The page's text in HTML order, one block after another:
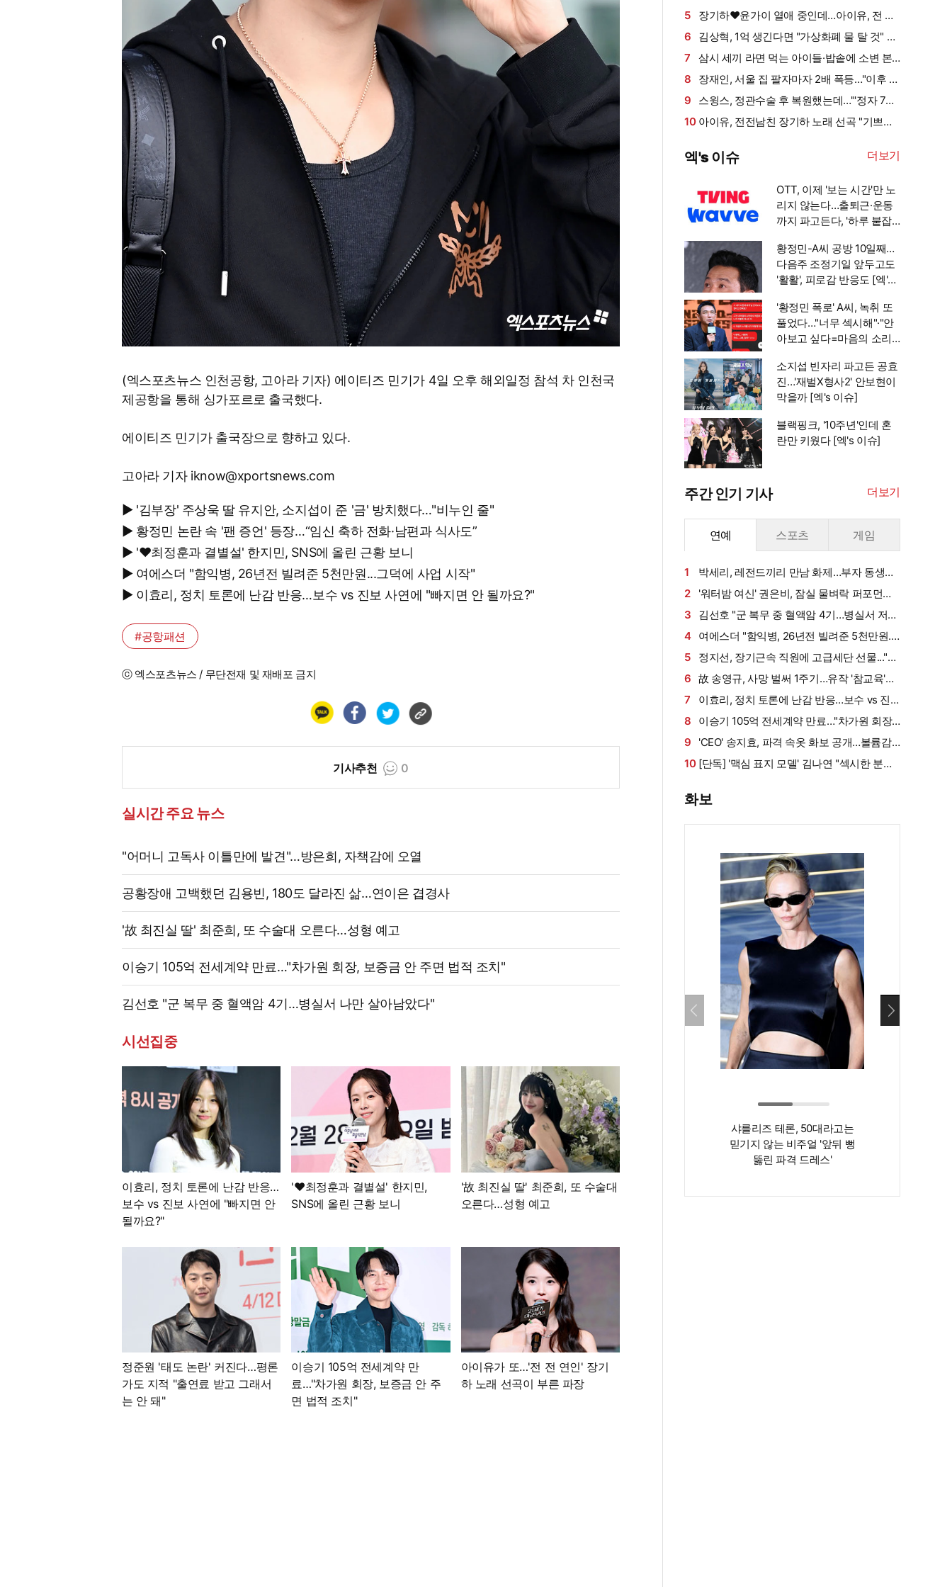
(엑스포츠뉴스 인천공항, 고아라 기자) 에이티즈 민기가 4일 오후 해외일정 참석 차 인천국
제공항을 통해 싱가포르로 출국했다.
에이티즈 민기가 출국장으로 향하고 있다.
고아라 기자 iknow@xportsnews.com
▶ '김부장' 주상욱 딸 유지안, 소지섭이 준 '금' 방치했다…"비누인 줄"
▶ 황정민 논란 속 '팬 증언' 등장…“임신 축하 전화·남편과 식사도”
▶ '♥최정훈과 결별설' 한지민, SNS에 올린 근황 보니
▶ 여에스더 "함익병, 26년전 빌려준 5천만원...그덕에 사업 시작"
▶ 이효리, 정치 토론에 난감 반응…보수 vs 진보 사연에 "빠지면 안 될까요?"
#공항패션
ⓒ 엑스포츠뉴스 / 무단전재 및 재배포 금지
기사추천 0
실시간 주요 뉴스
"어머니 고독사 이틀만에 발견"…방은희, 자책감에 오열
공황장애 고백했던 김용빈, 180도 달라진 삶…연이은 겹경사
'故 최진실 딸' 최준희, 또 수술대 오른다…성형 예고
이승기 105억 전세계약 만료…"차가원 회장, 보증금 안 주면 법적 조치"
김선호 "군 복무 중 혈액암 4기…병실서 나만 살아남았다"
시선집중
이효리, 정치 토론에 난감 반응…
보수 vs 진보 사연에 "빠지면 안
될까요?"
'♥최정훈과 결별설' 한지민,
SNS에 올린 근황 보니
'故 최진실 딸' 최준희, 또 수술대
오른다…성형 예고
정준원 '태도 논란' 커진다…평론
가도 지적 "출연료 받고 그래서
는 안 돼"
이승기 105억 전세계약 만
료…"차가원 회장, 보증금 안 주
면 법적 조치"
아이유가 또…'전 전 연인' 장기
하 노래 선곡이 부른 파장
시해"·"안아보고 싶다=마음의 소리 인정" 주장
[엑's 이슈]
5
장기하♥윤가이 열애 중인데…아이유, 전 연
인 노래 선곡에 설왕설래 [엑's 이슈]
6
김상혁, 1억 생긴다면 "가상화폐 물 탈 것" 솔
직 고백 웃음 (신랑수업2)
7
삼시 세끼 라면 먹는 아이들·밥솥에 소변 본
남편…'라면 부부' 일상에 탄식 (이숙캠)[종합]
8
장재인, 서울 집 팔자마자 2배 폭등…"이후 산
김포 집값은 떨어져" (안녕한샘요)
9
스윙스, 정관수술 후 복원했는데…"'정자 7마
리' 결과에 초토화" (슈즈오프)
10 아이유, 전전남친 장기하 노래 선곡 "기쁘게
눈길 [엑's 이슈]
엑's 이슈 더보기
OTT, 이제 '보는 시간'만 노
리지 않는다…출퇴근·운동
까지 파고든다, '하루 붙잡
황정민-A씨 공방 10일째…
다음주 조정기일 앞두고도
'활활', 피로감 반응도 [엑's
'황정민 폭로' A씨, 녹취 또
풀었다…"너무 섹시해"·"안
아보고 싶다=마음의 소리
소지섭 빈자리 파고든 공효
진…'재벌X형사2' 안보현이
막을까 [엑's 이슈]
블랙핑크, '10주년'인데 혼
란만 키웠다 [엑's 이슈]
주간 인기 기사 더보기
연예 스포츠 게임
1
박세리, 레전드끼리 만남 화제…부자 동생에
게 밥 샀다가 '반전'
2
'워터밤 여신' 권은비, 잠실 물벼락 퍼포먼스
'후끈'…두산 승리요정 등극
3
김선호 "군 복무 중 혈액암 4기…병실서 저만
살아남았다" (내 남은 연애)
4
여에스더 "함익병, 26년전 빌려준 5천만원...
그덕에 사업 시작" (동상이몽2)[종합]
5
정지선, 장기근속 직원에 고급세단 선물..."차
부담되면 명품백도 가능" (사당귀)[전일야화]
6 故 송영규, 사망 벌써 1주기…유작 '참교육'서
묵직한 존재감
7
이효리, 정치 토론에 난감 반응…보수 vs 진
보 사연에 "빠지면 안 될까요?"
8
이승기 105억 전세계약 만료…"차가원 회장,
보증금 안 주면 법적 조치"
9
'CEO' 송지효, 파격 속옷 화보 공개…볼륨감·
라인 모두 '퍼펙트'
10 [단독] '맥심 표지 모델' 김나연 "섹시한 분들
화보
샤를리즈 테론, 50대라고는
믿기지 않는 비주얼 '앞뒤 뻥
뚫린 파격 드레스'